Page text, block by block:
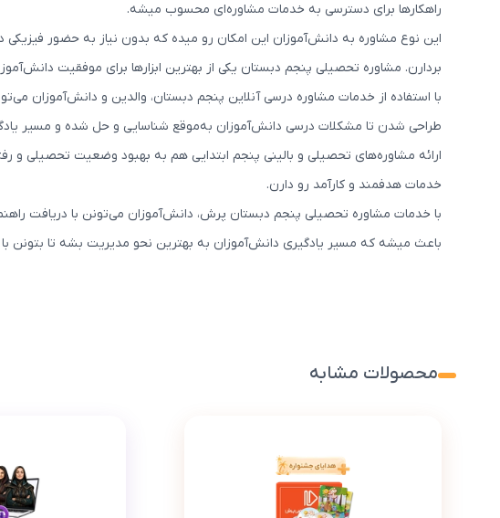
راهکارها برای دسترسی به خدمات مشاوره‌ای محسوب میشه.
این نوع مشاوره به دانش‌آموزان این امکان رو میده که بدون نیاز به حضور
بردارن. مشاوره تحصیلی پنجم دبستان یکی از بهترین ابزارها برای موفقیت
با استفاده از خدمات مشاوره درسی آنلاین پنجم دبستان، والدین و دانش‌آموزان
طراحی شدن تا مشکلات درسی دانش‌آموزان به‌موقع شناسایی و حل شده و مسیر
ارائه مشاوره‌های تحصیلی و بالینی پنجم ابتدایی هم به بهبود وضعیت تحصیلی
خدمات هدفمند و کارآمد رو دارن.
با خدمات مشاوره تحصیلی پنجم دبستان پرش، دانش‌آموزان می‌تونن با دریافت
باعث میشه که مسیر یادگیری دانش‌آموزان به بهترین نحو مدیریت بشه تا بتونن
محصولات مشابه